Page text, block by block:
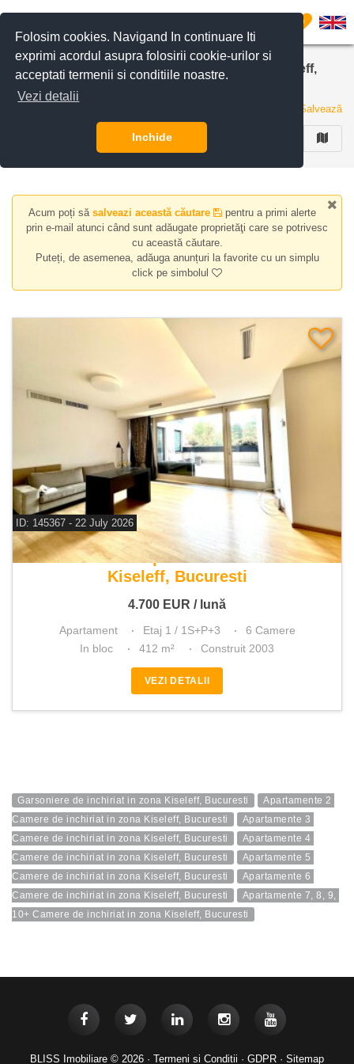
Folosim cookies. Navigand In continuare Iti
exprimi acordul asupra folosirii cookie-urilor si
acceptati termenii si conditiile noastre.
Vezi detalii
Inchide
0
Apartamente 6 Camere de inchiriat in zona Kiseleff,
Salvează
Acum poți să salveazi această căutare
pentru a primi alerte
prin e-mail atunci când sunt adăugate proprietăţi care se potrivesc
cu această căutare.
Puteți, de asemenea, adăuga anunțuri la favorite cu un simplu
click pe simbolul
ID: 145367 - 22 July 2026
De inchiriat apartament 6 camere
Kiseleff, Bucuresti
4.700 EUR / lună
Apartament Etaj 1 / 1S+P+3
6 Camere
In bloc
412 m² Construit 2003
VEZI DETALII
Garsoniere de inchiriat in zona Kiseleff, Bucuresti
Apartamente 2
Camere de inchiriat in zona Kiseleff, Bucuresti
Apartamente 3
Camere de inchiriat in zona Kiseleff, Bucuresti
Apartamente 4
Camere de inchiriat in zona Kiseleff, Bucuresti
Apartamente 5
Camere de inchiriat in zona Kiseleff, Bucuresti
Apartamente 6
Camere de inchiriat in zona Kiseleff, Bucuresti
Apartamente 7, 8, 9,
10+ Camere de inchiriat in zona Kiseleff, Bucuresti
BLISS Imobiliare © 2026 · Termeni si Conditii · GDPR · Sitemap